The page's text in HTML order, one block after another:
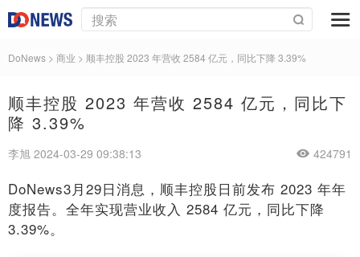
DoNews > 商业 > 顺丰控股 2023 年营收 2584 亿元，同比下降 3.39%
顺丰控股 2023 年营收 2584 亿元，同比下
降 3.39%
李旭 2024-03-29 09:38:13 424791
DoNews3月29日消息，顺丰控股日前发布 2023 年年
度报告。全年实现营业收入 2584 亿元，同比下降
3.39%。